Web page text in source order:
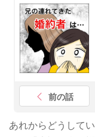
前の話
あれからどうして